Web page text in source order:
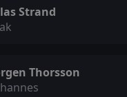
Strand
Thorsson